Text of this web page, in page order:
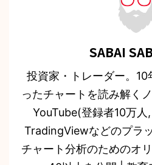
SABAI
投資家・トレーダー。
ったチャートを読み解く
YouTube(登録者10万人
TradingViewなどのプラ
チャート分析のためのオ